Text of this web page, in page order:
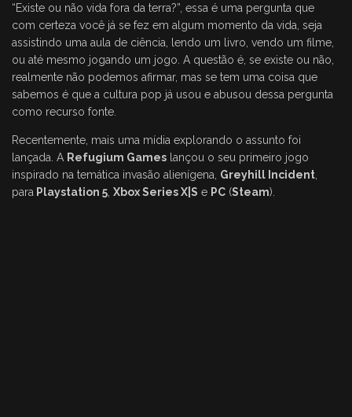
“Existe ou não vida fora da terra?”, essa é uma pergunta que
com certeza você já se fez em algum momento da vida, seja
assistindo uma aula de ciência, lendo um livro, vendo um filme,
ou até mesmo jogando um jogo. A questão é, se existe ou não,
realmente não podemos afirmar, mas se tem uma coisa que
sabemos é que a cultura pop já usou e abusou dessa pergunta
como recurso fonte.
Recentemente, mais uma mídia explorando o assunto foi
lançada. A Refugium Games lançou o seu primeiro jogo
inspirado na temática invasão alienígena, Greyhill Incident
para Playstation 5 Xbox Series X|S e PC (Steam).